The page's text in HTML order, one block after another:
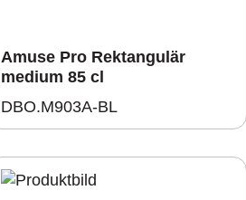
Amuse Pro Rektangulär
medium 85 cl
DBO.M903A-BL